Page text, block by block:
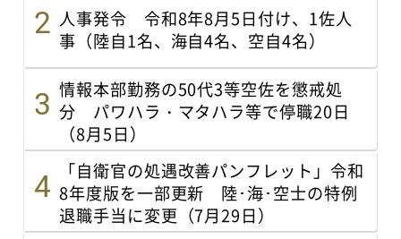
人事発令 令和8年8月5日付け、1佐人
事（陸自1名、海自4名、空自4名）
情報本部勤務の50代3等空佐を懲戒処
分 パワハラ・マタハラ等で停職20日
（8月5日）
「自衛官の処遇改善パンフレット」令和
8年度版を一部更新 陸･海･空士の特例
退職手当に変更（7月29日）